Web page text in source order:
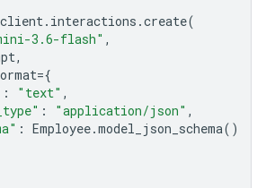
client. interactions .create(
3.6-flash" ,
,
={
: "text" ,
: "application/json" ,
: Employee.model_json_schema()